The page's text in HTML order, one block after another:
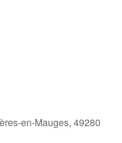
en-Mauges, 49280